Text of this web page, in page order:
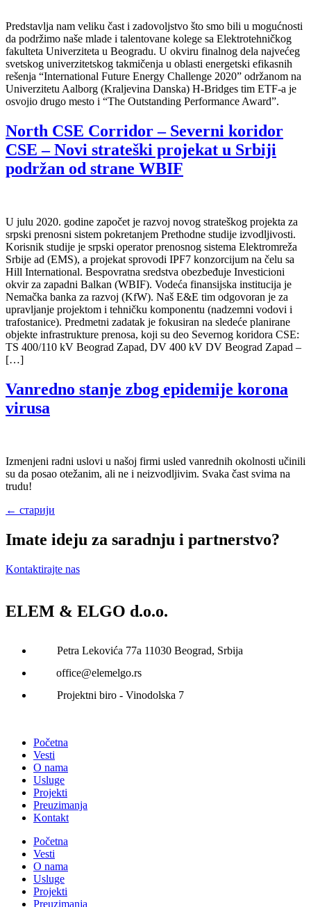
Predstavlja nam veliku čast i zadovoljstvo što smo bili u mogućnosti
da podržimo naše mlade i talentovane kolege sa Elektrotehničkog
fakulteta Univerziteta u Beogradu. U okviru finalnog dela najvećeg
svetskog univerzitetskog takmičenja u oblasti energetski efikasnih
rešenja “International Future Energy Challenge 2020” održanom na
Univerzitetu Aalborg (Kraljevina Danska) H-Bridges tim ETF-a je
osvojio drugo mesto i “The Outstanding Performance Award”.
North CSE Corridor – Severni koridor
CSE – Novi strateški projekat u Srbiji
podržan od strane WBIF
U julu 2020. godine započet je razvoj novog strateškog projekta za
srpski prenosni sistem pokretanjem Prethodne studije izvodljivosti.
Korisnik studije je srpski operator prenosnog sistema Elektromreža
Srbije ad (EMS), a projekat sprovodi IPF7 konzorcijum na čelu sa
Hill International. Bespovratna sredstva obezbeđuje Investicioni
okvir za zapadni Balkan (WBIF). Vodeća finansijska institucija je
Nemačka banka za razvoj (KfW). Naš E&E tim odgovoran je za
upravljanje projektom i tehničku komponentu (nadzemni vodovi i
trafostanice). Predmetni zadatak je fokusiran na sledeće planirane
objekte infrastrukture prenosa, koji su deo Severnog koridora CSE:
TS 400/110 kV Beograd Zapad, DV 400 kV DV Beograd Zapad –
[…]
Vanredno stanje zbog epidemije korona
virusa
Izmenjeni radni uslovi u našoj firmi usled vanrednih okolnosti učinili
su da posao otežanim, ali ne i neizvodljivim. Svaka čast svima na
trudu!
← старији
Imate ideju za saradnju i partnerstvo?
Kontaktirajte nas
ELEM & ELGO d.o.o.
Petra Lekovića 77а 11030 Beograd, Srbija
office@elemelgo.rs
Projektni biro - Vinodolska 7
Početna
Vesti
O nama
Usluge
Projekti
Preuzimanja
Kontakt
Početna
Vesti
O nama
Usluge
Projekti
Preuzimanja